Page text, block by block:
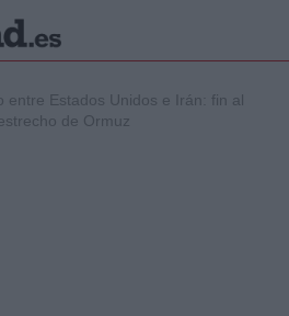
entre Estados Unidos e Irán: fin al
de Ormuz